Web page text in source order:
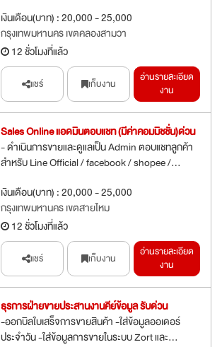
เงินเดือน(บาท) : 20,000 - 25,000
กรุงเทพมหานคร เขตคลองสามวา
12 ชั่วโมงที่แล้ว
แชร์ เก็บงาน
อ่านรายละเอียด
งาน
Sales Online แอดมินตอบแชท (มีค่าคอมมิชชั่น)ด่วน
- ดำเนินการขายและดูแลเป็น Admin ตอบแชทลูกค้า
สำหรับ Line Official / facebook / shopee /...
เงินเดือน(บาท) : 20,000 - 25,000
กรุงเทพมหานคร เขตสายไหม
12 ชั่วโมงที่แล้ว
แชร์ เก็บงาน
อ่านรายละเอียด
งาน
ธุรการฝ่ายขายประสานงานคีย์ข้อมูล รับด่วน
-ออกบิลใบเสร็จการขายสินค้า -ใส่ข้อมูลออเดอร์
ประจำวัน -ใส่ข้อมูลการขายในระบบ Zort และ...